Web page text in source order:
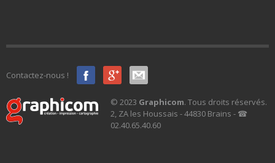
Contactez-nous !
© 2023 Graphicom. Tous droits réservés.
2, ZA les Houssais - 44830 Brains - ☎
02.40.65.40.60